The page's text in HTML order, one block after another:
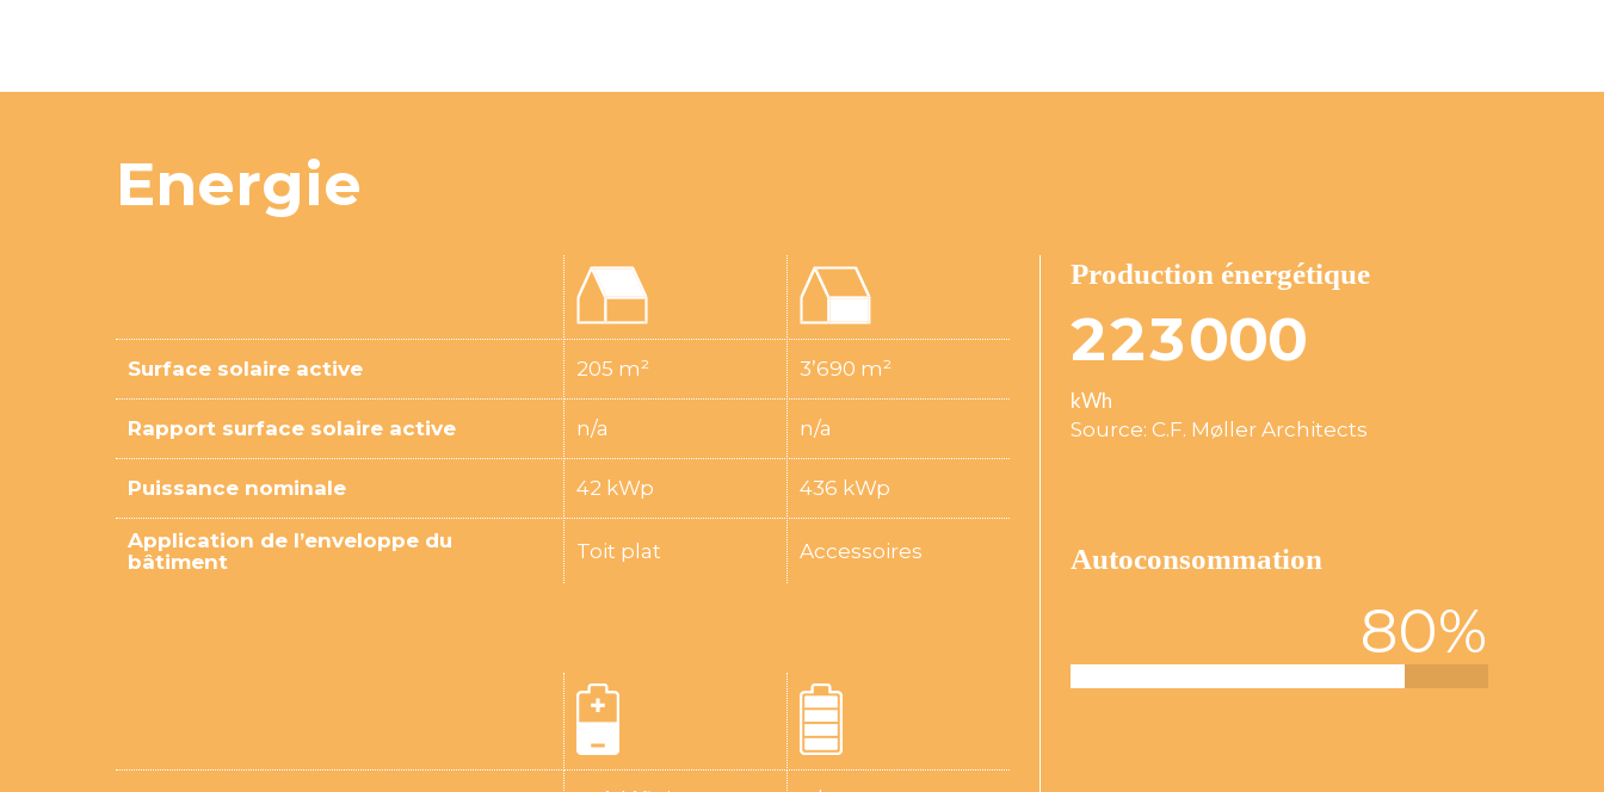
Energie
Surface solaire active 205 m² 3’690 m²
Rapport surface solaire active n/a n/a
Puissance nominale 42 kWp 436 kWp
Application de l’enveloppe du
bâtiment
Toit plat Accessoires
Production énergétique
223000
kWh
Source: C.F. Møller Architects
Autoconsommation
80%